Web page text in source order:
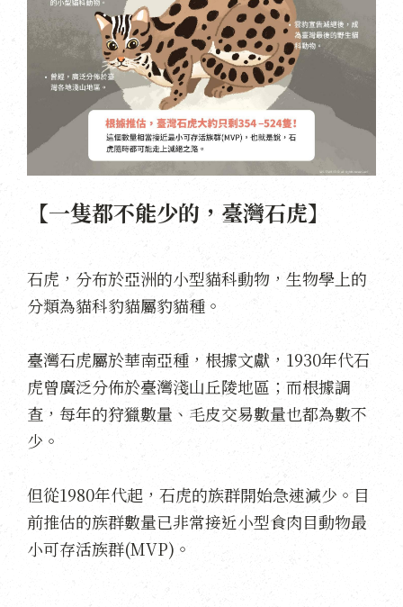
【一隻都不能少的，臺灣石虎】
石虎，分布於亞洲的小型貓科動物，生物學上的
分類為貓科豹貓屬豹貓種。
臺灣石虎屬於華南亞種，根據文獻，1930年代石
虎曾廣泛分佈於臺灣淺山丘陵地區；而根據調
查，每年的狩獵數量、毛皮交易數量也都為數不
少。
但從1980年代起，石虎的族群開始急速減少。目
前推估的族群數量已非常接近小型食肉目動物最
小可存活族群(MVP)。